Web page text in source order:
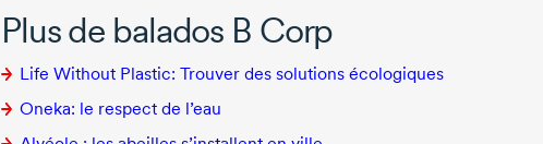
Plus de balados B Corp
Life Without Plastic: Trouver des solutions écologiques
Oneka: le respect de l’eau